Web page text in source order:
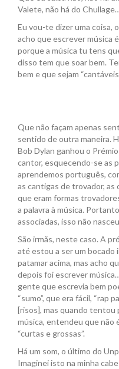
Valete, não há do
Eu vou-te dizer uma coisa,
acho que escrever música
porque a música tu tens
disso tem que soar bem.
bem e que sejam
Que não façam apenas
sentido de outra maneira.
Bob Dylan ganhou o
cantor, esquecendo-se as
aprendemos português,
as cantigas de trovador, as
que eram formas
a palavra à música.
associadas, isso não
São irmãs, neste caso. A
até estou a ser um bocado
patamar acima, mas acho
depois foi escrever
gente que escrevia bem
“sumo”, que era fácil, “rap
[risos], mas quando tentou
música, entendeu que não
“curtas e grossas”.
Há um som, o último do
Imaginei isto na minha